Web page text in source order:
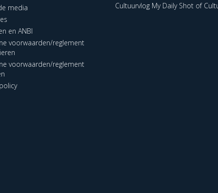
media
en ANBI
voorwaarden/reglement
voorwaarden/reglement
Cultuurvlog My Daily Shot of